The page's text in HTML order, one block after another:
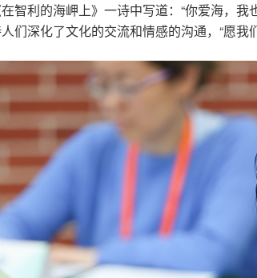
智利的海岬上》一诗中写道：“你爱海，
们深化了文化的交流和情感的沟通，“愿我